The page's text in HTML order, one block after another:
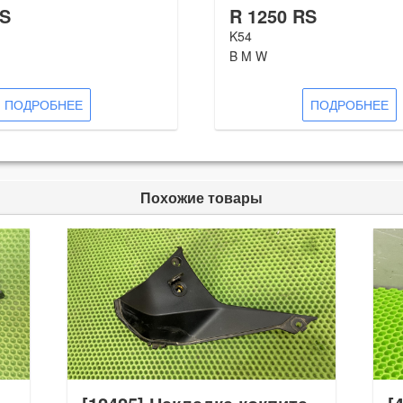
ПОДРОБНЕЕ
R 1250 RS
K54
B M W
ПОДРОБНЕЕ
Похожие товары